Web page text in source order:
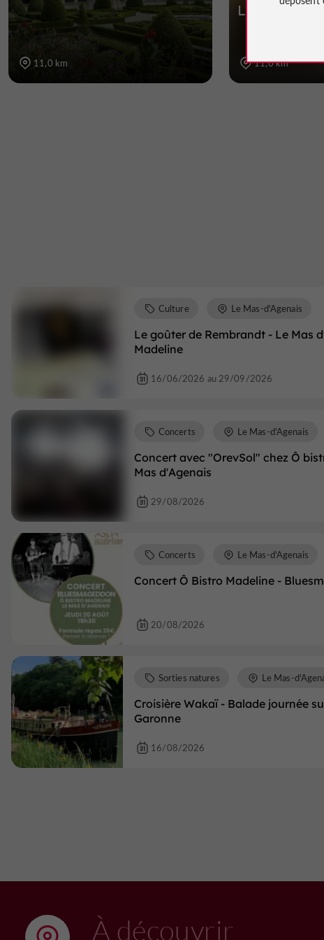
11,0 km
Lot-et-
11,0 km
Le goûter de Rembrandt - Le Mas
Madeline
Culture Le Mas-d'Agenais
16/06/2026 au 29/09/2026
Concert avec "OrevSol" chez Ô
Mas d'Agenais
Concerts Le Mas-d'Agenais
29/08/2026
Concert Ô Bistro Madeline -
Concerts Le Mas-d'Agenais
20/08/2026
Croisière Wakaï - Balade journée
Garonne
Sorties natures Le Mas-
16/08/2026
À découvrir